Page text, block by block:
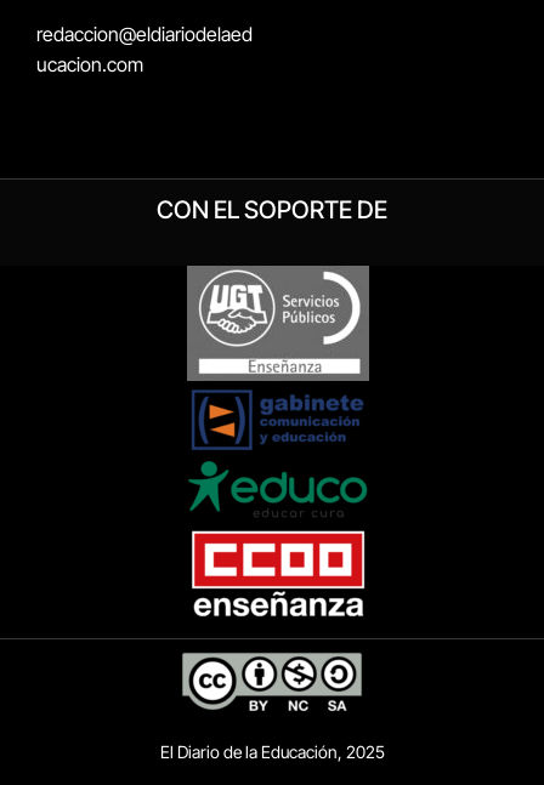
redaccion@eldiariodelaed
ucacion.com
CON EL SOPORTE DE
El Diario de la Educación, 2025